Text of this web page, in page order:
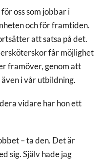
oss som jobbar i
och för framtiden.
att satsa på det.
får möjlighet
framöver, genom att
i vår utbildning.
vidare har hon ett
– ta den. Det är
sig. Själv hade jag